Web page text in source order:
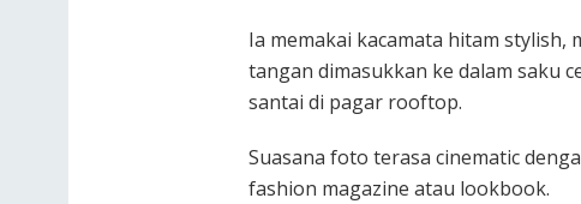
Ia memakai kacamata hitam stylish,
tangan dimasukkan ke dalam saku
santai di pagar rooftop.
Suasana foto terasa cinematic
fashion magazine atau lookbook.